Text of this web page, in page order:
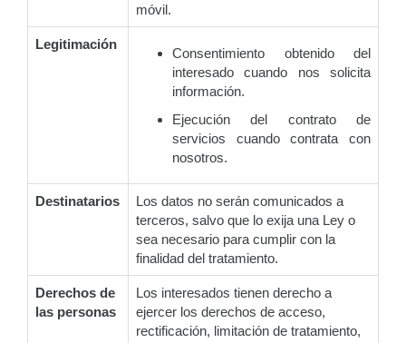
móvil.
Legitimación
Consentimiento obtenido del
interesado cuando nos solicita
información.
Ejecución del contrato de
servicios cuando contrata con
nosotros.
Destinatarios
Los datos no serán comunicados a
terceros, salvo que lo exija una Ley o
sea necesario para cumplir con la
finalidad del tratamiento.
Derechos de
las personas
Los interesados tienen derecho a
ejercer los derechos de acceso,
rectificación, limitación de tratamiento,